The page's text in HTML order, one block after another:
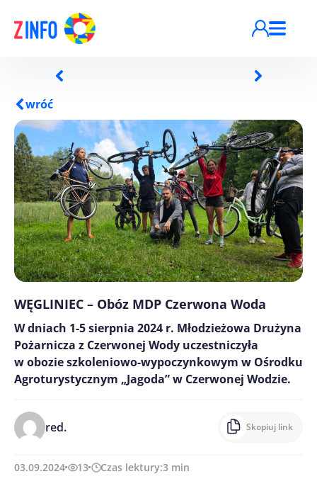
wróć
WĘGLINIEC – Obóz MDP Czerwona Woda
W dniach 1-5 sierpnia 2024 r. Młodzieżowa Drużyna
Pożarnicza z Czerwonej Wody uczestniczyła
w obozie szkoleniowo-wypoczynkowym w Ośrodku
Agroturystycznym „Jagoda” w Czerwonej Wodzie.
red. Skopiuj link
03.09.2024 13 Czas lektury:3 min